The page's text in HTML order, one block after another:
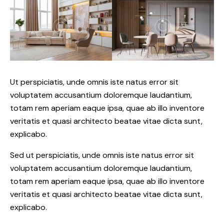
Ut perspiciatis, unde omnis iste natus error sit
voluptatem accusantium doloremque laudantium,
totam rem aperiam eaque ipsa, quae ab illo inventore
veritatis et quasi architecto beatae vitae dicta sunt,
explicabo.
Sed ut perspiciatis, unde omnis iste natus error sit
voluptatem accusantium doloremque laudantium,
totam rem aperiam eaque ipsa, quae ab illo inventore
veritatis et quasi architecto beatae vitae dicta sunt,
explicabo.